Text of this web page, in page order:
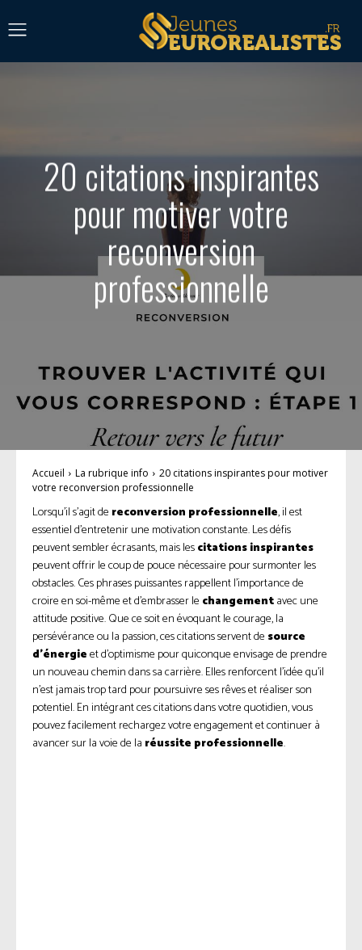
20 citations inspirantes
pour motiver votre
reconversion
professionnelle
Accueil La rubrique info
20 citations inspirantes pour motiver
votre reconversion professionnelle
Lorsqu’il s’agit de reconversion professionnelle, il est
essentiel d’entretenir une motivation constante. Les défis
peuvent sembler écrasants, mais lescitations inspirantes
peuvent offrir le coup de pouce nécessaire pour surmonter les
obstacles. Ces phrases puissantes rappellent l’importance de
croire en soi-même et d’embrasser le changementavec une
attitude positive. Que ce soit en évoquant le courage, la
persévérance ou la passion, ces citations servent de source
d’énergieet d’optimisme pour quiconque envisage de prendre
un nouveau chemin dans sa carrière. Elles renforcent l’idée qu’il
n’est jamais trop tard pour poursuivre ses rêves et réaliser son
potentiel. En intégrant ces citations dans votre quotidien, vous
pouvez facilement rechargez votre engagement et continuer à
avancer sur la voie de la réussite professionnelle.